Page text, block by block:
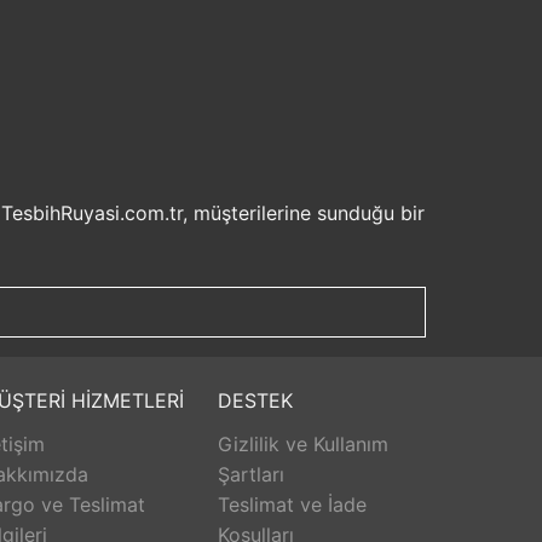
müşterilerine sunduğu bir
deneyiminizi keyifli hale getirebilirsiniz.
ürünü beğenmez veya istediğiniz gibi
olmadan istediğiniz ürünü seçebilirsiniz.
sunar. Ürünlerle ilgili herhangi bir sorun
her aşamasında destek alabilirsiniz.
keyifli bir alışveriş yapabilirsiniz.
HİZMETLERİ
ve Teslimat
DESTEK
Gizlilik ve Kullanım
Şartları
Teslimat ve İade
Koşulları